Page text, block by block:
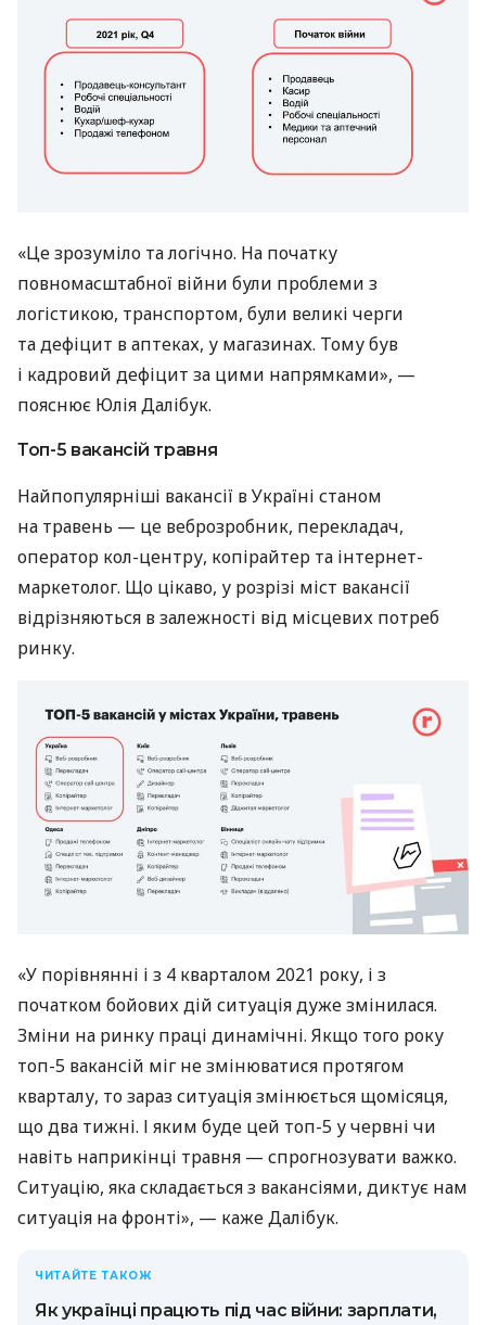
«Це зрозуміло та логічно. На початку
повномасштабної війни були проблеми з
логістикою, транспортом, були великі черги
та дефіцит в аптеках, у магазинах. Тому був
і кадровий дефіцит за цими напрямками», —
пояснює Юлія Далібук.
Топ-5 вакансій травня
Найпопулярніші вакансії в Україні станом
на травень — це веброзробник, перекладач,
оператор кол-центру, копірайтер та інтернет-
маркетолог. Що цікаво, у розрізі міст вакансії
відрізняються в залежності від місцевих потреб
ринку.
«У порівнянні і з 4 кварталом 2021 року, і з
початком бойових дій ситуація дуже змінилася.
Зміни на ринку праці динамічні. Якщо того року
топ-5 вакансій міг не змінюватися протягом
кварталу, то зараз ситуація змінюється щомісяця,
що два тижні. І яким буде цей топ-5 у червні чи
навіть наприкінці травня — спрогнозувати важко.
Ситуацію, яка складається з вакансіями, диктує нам
ситуація на фронті», — каже Далібук.
ЧИТАЙТЕ ТАКОЖ
Як українці працють під час війни: зарплати,